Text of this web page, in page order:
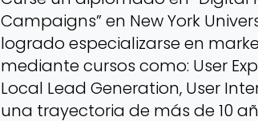
Campaigns” en New York
logrado especializarse en
mediante cursos como: User
Local Lead Generation, User
una trayectoria de más de 10